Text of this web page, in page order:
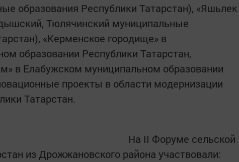
образования Республики Татарстан), «Яшьлек
Тюлячинский муниципальные
«Керменское городище» в
образовании Республики Татарстан,
в Елабужском муниципальном образовании
проекты в области модернизации
Татарстан.
На II Форуме сельской
из Дрожжановского района участвовали: